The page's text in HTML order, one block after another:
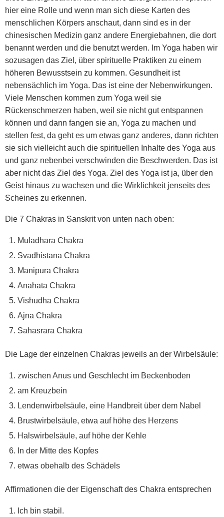
hier eine Rolle und wenn man sich diese Karten des
menschlichen Körpers anschaut, dann sind es in der
chinesischen Medizin ganz andere Energiebahnen, die dort
benannt werden und die benutzt werden. Im Yoga haben wir
sozusagen das Ziel, über spirituelle Praktiken zu einem
höheren Bewusstsein zu kommen. Gesundheit ist
nebensächlich im Yoga. Das ist eine der Nebenwirkungen.
Viele Menschen kommen zum Yoga weil sie
Rückenschmerzen haben, weil sie nicht gut entspannen
können und dann fangen sie an, Yoga zu machen und
stellen fest, da geht es um etwas ganz anderes, dann richten
sie sich vielleicht auch die spirituellen Inhalte des Yoga aus
und ganz nebenbei verschwinden die Beschwerden. Das ist
aber nicht das Ziel des Yoga. Ziel des Yoga ist ja, über den
Geist hinaus zu wachsen und die Wirklichkeit jenseits des
Scheines zu erkennen.
Die 7 Chakras in Sanskrit von unten nach oben:
Muladhara Chakra
Svadhistana Chakra
Manipura Chakra
Anahata Chakra
Vishudha Chakra
Ajna Chakra
Sahasrara Chakra
Die Lage der einzelnen Chakras jeweils an der Wirbelsäule:
zwischen Anus und Geschlecht im Beckenboden
am Kreuzbein
Lendenwirbelsäule, eine Handbreit über dem Nabel
Brustwirbelsäule, etwa auf höhe des Herzens
Halswirbelsäule, auf höhe der Kehle
In der Mitte des Kopfes
etwas obehalb des Schädels
Affirmationen die der Eigenschaft des Chakra entsprechen
Ich bin stabil.